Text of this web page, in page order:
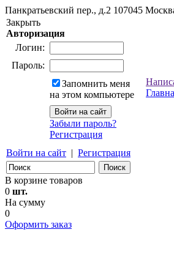
Панкратьевский пер., д.2 107045
Закрыть
Авторизация
Логин:
Пароль:
Запомнить меня
на этом компьютере
Забыли пароль?
Регистрация
Войти на сайт | Регистрация
В корзине товаров
0 шт.
На сумму
0
Оформить заказ